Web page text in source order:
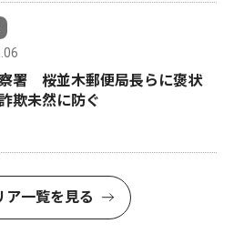
署 桜並木郵便局長らに褒状
欺未然に防ぐ
ア一覧を見る